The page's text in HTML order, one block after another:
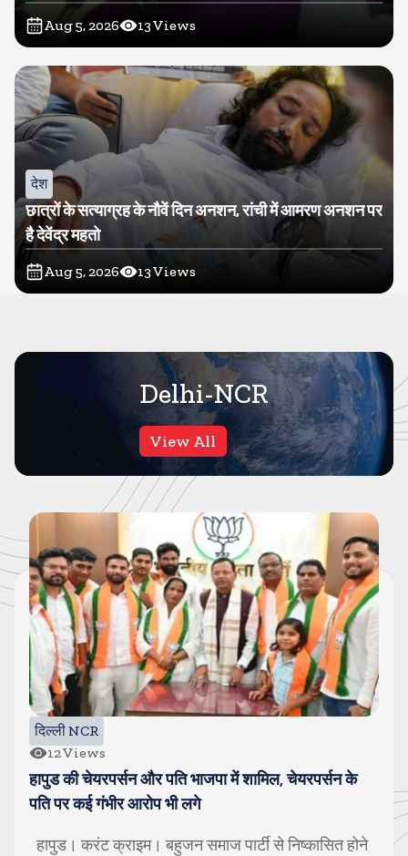
Aug 5, 2026 13Views
देश
छात्रों के सत्याग्रह के नौवें दिन अनशन, रांची में आमरण अनशन पर
है देवेंद्र महतो
Aug 5, 2026 13Views
Delhi-NCR
View All
दिल्ली NCR
12Views
हापुड की चेयरपर्सन और पति भाजपा में शामिल, चेयरपर्सन के
पति पर कई गंभीर आरोप भी लगे
हापुड। करंट क्राइम। बहुजन समाज पार्टी से निष्कासित होने